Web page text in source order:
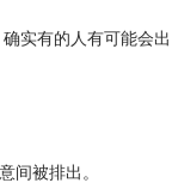
实有的人有可能会出
间被排出。